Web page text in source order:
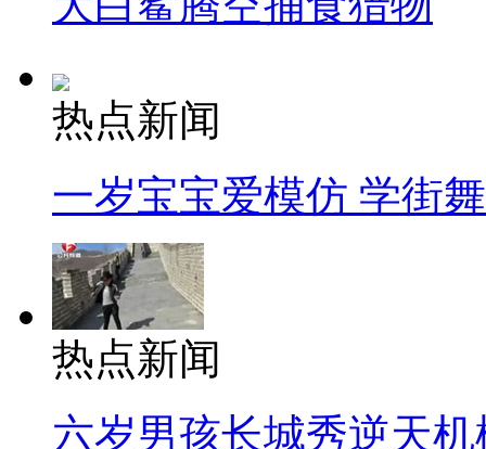
热点新闻
一岁宝宝爱模仿 学街
热点新闻
六岁男孩长城秀逆天机